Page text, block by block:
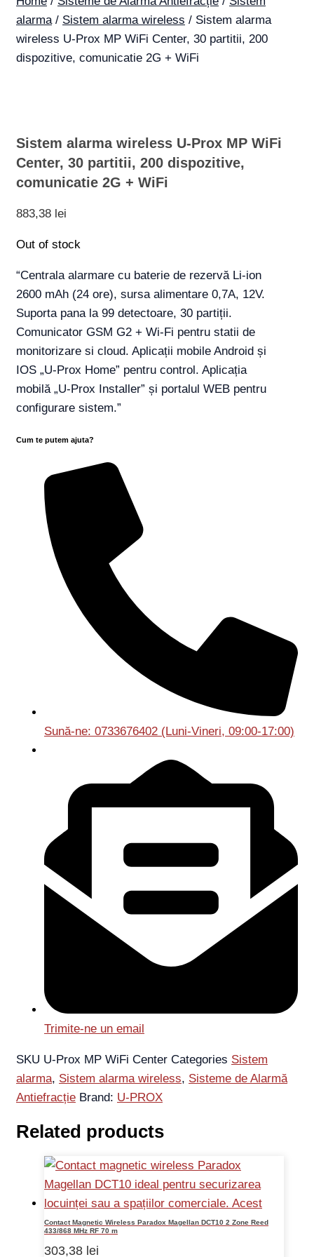
alarma/ Sistem alarma wireless / Sistem alarma
wireless U-Prox MP WiFi Center, 30 partitii, 200
dispozitive, comunicatie 2G + WiFi
Sistem alarma wireless U-Prox MP WiFi
Center, 30 partitii, 200 dispozitive,
comunicatie 2G + WiFi
883,38 lei
Out of stock
“Centrala alarmare cu baterie de rezervă Li-ion
2600 mAh (24 ore), sursa alimentare 0,7A, 12V.
Suporta pana la 99 detectoare, 30 partiții.
Comunicator GSM G2 + Wi-Fi pentru statii de
monitorizare si cloud. Aplicații mobile Android și
IOS „U-Prox Home” pentru control. Aplicația
mobilă „U-Prox Installer” și portalul WEB pentru
configurare sistem.”
Cum te putem ajuta?
Sună-ne: 0733676402 (Luni-Vineri, 09:00-17:00)
Trimite-ne un email
SKU U-Prox MP WiFi Center Categories Sistem
alarma, Sistem alarma wireless, Sisteme de Alarmă
Antiefracție Brand: U-PROX
Related products
Contact Magnetic Wireless Paradox Magellan DCT10 2 Zone Reed
433/868 MHz RF 70 m
303,38 lei